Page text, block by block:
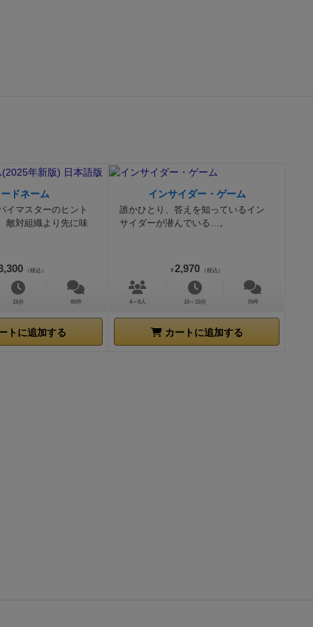
が得られ
す。
いプレイ
ードネーム
イマスターのヒント
敵対組織より先に味
（税込）
15分 80件
トに追加する
インサイダー・ゲーム
誰かひとり、答えを知っているイン
サイダーが潜んでいる…。
¥ 2,970 （税込）
4～8人 10～15分 76件
カートに追加する